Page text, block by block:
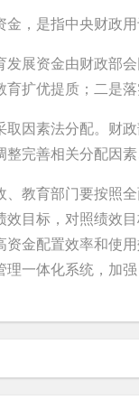
是指中央财政用
资金由财政部会
扩优提质；二是
素法分配。财政
完善相关分配因素
育部门要按照全
目标，对照绩效
资金配置效率和使
一体化系统，加强